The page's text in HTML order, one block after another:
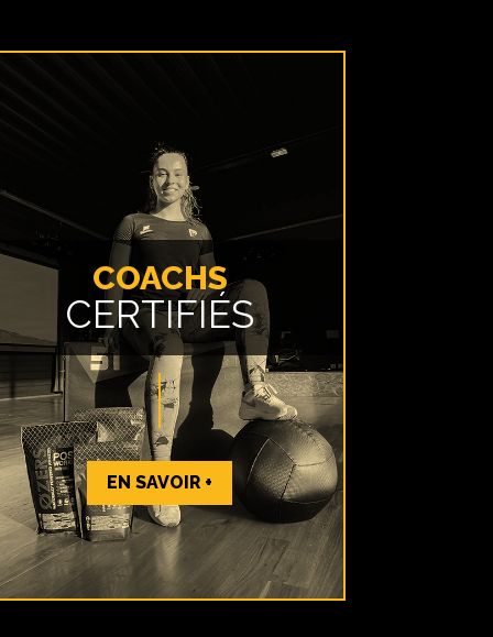
COACHS
CERTIFIÉS
EN SAVOIR +